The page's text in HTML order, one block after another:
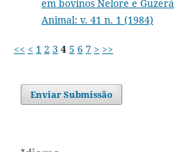
em bovinos Nelore e Guzerá
Animal: v. 41 n. 1 (1984)
<< < 1 2 3 4 5 6 7 > >>
Enviar Submissão